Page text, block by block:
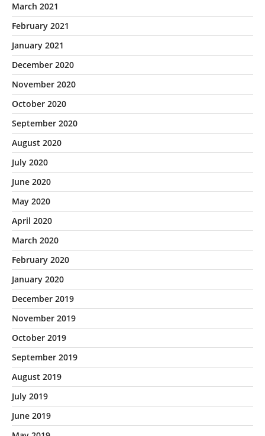
March 2021
February 2021
January 2021
December 2020
November 2020
October 2020
September 2020
August 2020
July 2020
June 2020
May 2020
April 2020
March 2020
February 2020
January 2020
December 2019
November 2019
October 2019
September 2019
August 2019
July 2019
June 2019